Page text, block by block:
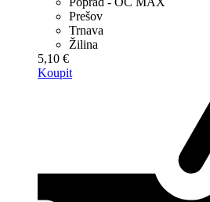
Prešov
Trnava
Žilina
5,10 €
Koupit